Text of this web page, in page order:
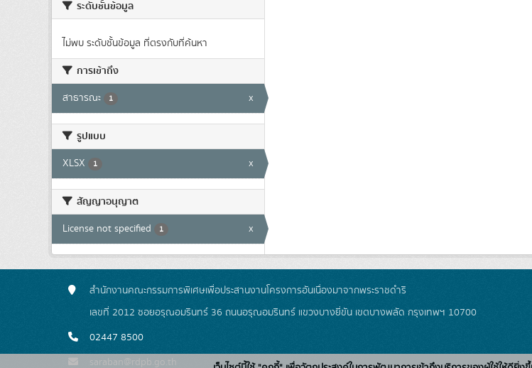
ระดับชั้นข้อมูล
ไม่พบ ระดับชั้นข้อมูล ที่ตรงกับที่ค้นหา
การเข้าถึง
สาธารณะ 1 x
รูปแบบ
XLSX 1 x
สัญญาอนุญาต
License not specified 1 x
สำนักงานคณะกรรมการพิเศษเพื่อประสานงานโครงการอันเนื่องมาจากพระราชดำริ
เลขที่ 2012 ซอยอรุณอมรินทร์ 36 ถนนอรุณอมรินทร์ แขวงบางยี่ขัน เขตบางพลัด กรุงเทพฯ 10700
02447 8500
saraban@rdpb.go.th